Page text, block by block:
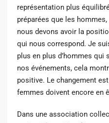
représentation plus
préparées que les
nous devons avoir la
qui nous correspond. Je
plus en plus d’hommes
nos événements, cela
positive. Le changement
femmes doivent encore en
Dans une association